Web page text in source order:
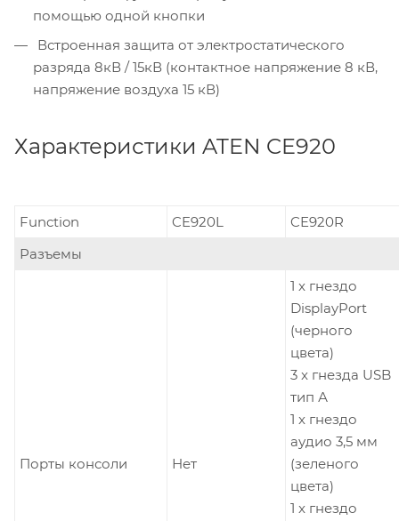
помощью одной кнопки
Встроенная защита от электростатического
разряда 8кВ / 15кВ (контактное напряжение 8 кВ,
напряжение воздуха 15 кВ)
Характеристики ATEN CE920
Function CE920L
CE920R
Разъемы
Порты консоли Нет
1 x гнездо
DisplayPort
(черного
цвета)
3 x гнезда USB
тип А
1 x гнездо
аудио 3,5 мм
(зеленого
цвета)
1 x гнездо